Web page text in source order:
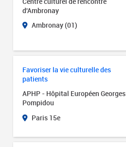
d'Ambronay
Ambronay (01)
Favoriser la vie culturelle des
patients
APHP - Hôpital Européen Georges
Pompidou
Paris 15e